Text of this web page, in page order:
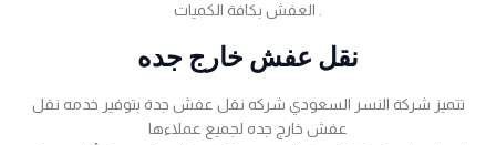
العفش بكافة الكميات .
نقل عفش خارج جده
تتميز شركة النسر السعودي شركه نقل عفش جدة بتوفير خدمه نقل
عفش خارج جده لجميع عملاءها